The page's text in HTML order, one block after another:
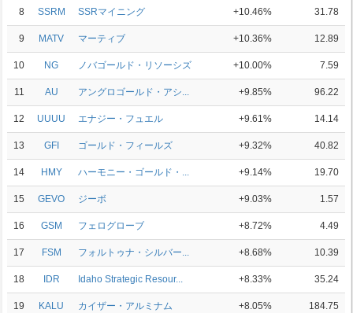
8 SSRM SSRマイニング +10.46% 31.78
9 MATV マーティブ +10.36% 12.89
10 NG ノバゴールド・リソーシズ +10.00% 7.59
11 AU アングロゴールド・アシ... +9.85% 96.22
12 UUUU エナジー・フュエル +9.61% 14.14
13 GFI ゴールド・フィールズ +9.32% 40.82
14 HMY ハーモニー・ゴールド・... +9.14% 19.70
15 GEVO ジーボ +9.03% 1.57
16 GSM フェログローブ +8.72% 4.49
17 FSM フォルトゥナ・シルバー... +8.68% 10.39
18 IDR Idaho Strategic Resour... +8.33% 35.24
19 KALU カイザー・アルミナム +8.05% 184.75